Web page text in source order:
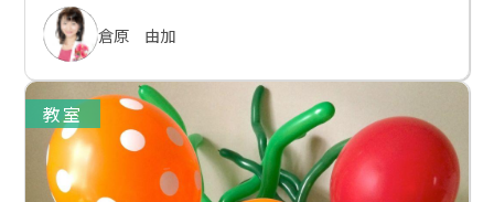
倉原 由加
教室